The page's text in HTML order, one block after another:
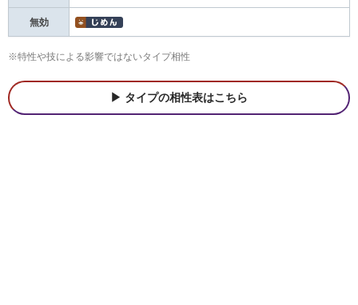
無効
※特性や技による影響ではないタイプ相性
タイプの相性表はこちら